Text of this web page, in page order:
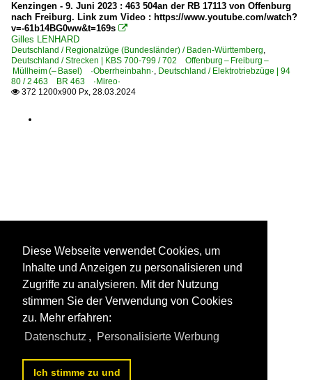
Kenzingen - 9. Juni 2023 : 463 504an der RB 17113 von Offenburg
nach Freiburg. Link zum Video : https://www.youtube.com/watch?
v=-61b14BG0ww&t=169s 
Gilles LENHARD
Deutschland / Regionalzüge (Bundesländer) / Baden-Württemberg,
Deutschland / Strecken | KBS 700-799 / 702 Offenburg – Freiburg –
Müllheim (– Basel) ·Oberrheinbahn·, Deutschland / Elektrotriebzüge | 94
80 / 2 463 BR 463 ·Mireo·
 372 1200x900 Px, 28.03.2024
Diese Webseite verwendet Cookies, um
Inhalte und Anzeigen zu personalisieren und
Zugriffe zu analysieren. Mit der Nutzung
stimmen Sie der Verwendung von Cookies
zu. Mehr erfahren:
Datenschutz , Personalisierte Werbung
Ich stimme zu und